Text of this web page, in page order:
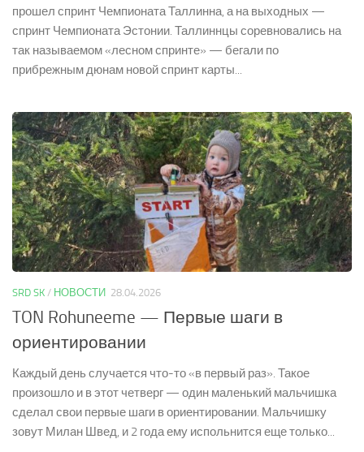
прошел спринт Чемпионата Таллинна, а на выходных —
спринт Чемпионата Эстонии. Таллиннцы соревновались на
так называемом «лесном спринте» — бегали по
прибрежным дюнам новой спринт карты...
SRD SK / НОВОСТИ 28.04.2026
TON Rohuneeme — Первые шаги в
ориентировании
Каждый день случается что-то «в первый раз». Такое
произошло и в этот четверг — один маленький мальчишка
сделал свои первые шаги в ориентировании. Мальчишку
зовут Милан Швед, и 2 года ему испольнится еще только...